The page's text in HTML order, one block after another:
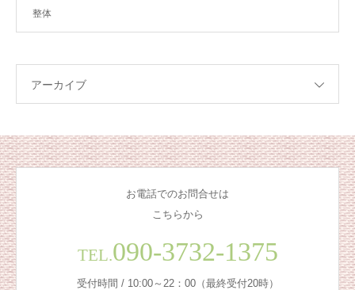
整体
アーカイブ
お電話でのお問合せは
こちらから
TEL.090-3732-1375
受付時間 / 10:00～22：00（最終受付20時）